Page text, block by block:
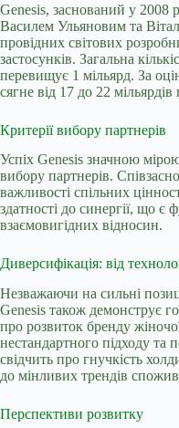
Genesis, заснований у
Василем Ульяновим та
провідних світових
застосунків. Загальна
перевищує 1 мільярд. За
сягне від 17 до 22 мільярдів
Критерії вибору партнерів
Успіх Genesis значною
вибору партнерів.
важливості спільних
здатності до синергії, що
взаємовигідних відносин.
Диверсифікація: від
Незважаючи на сильні
Genesis також демонструє
про розвиток бренду
нестандартного підходу
свідчить про гнучкість
до мінливих трендів
Перспективи розвитку